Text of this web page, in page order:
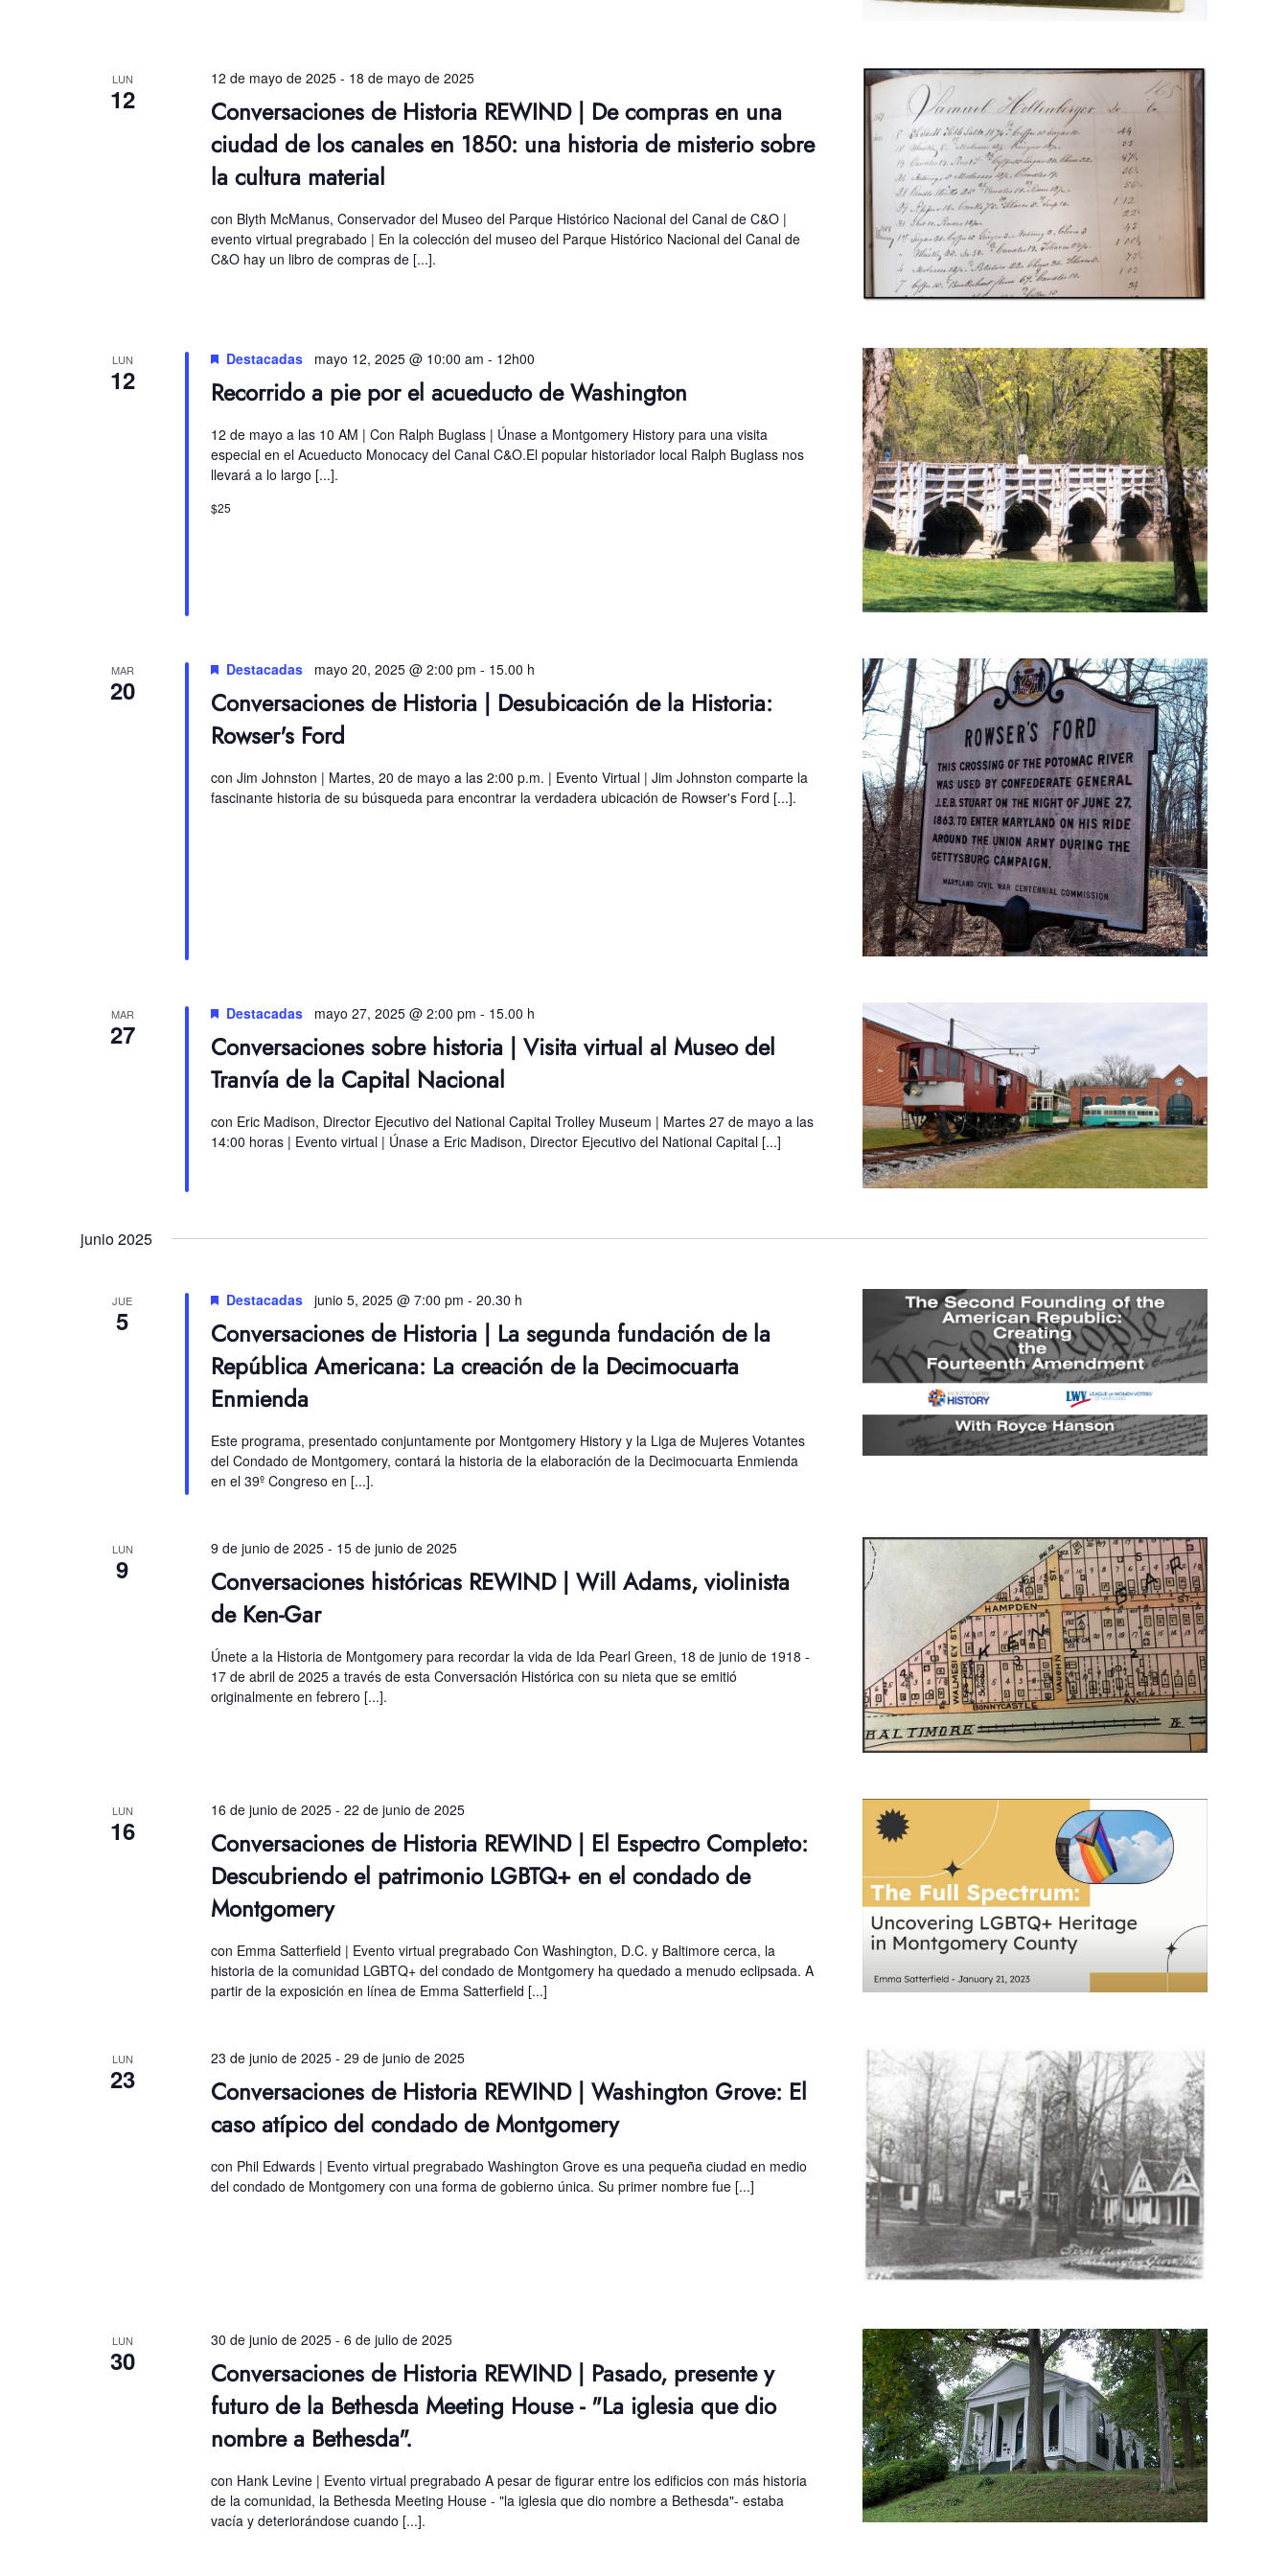
LUN
12
12 de mayo de 2025- 18 de mayo de 2025
Conversaciones de Historia REWIND | De compras en una
ciudad de los canales en 1850: una historia de misterio sobre
la cultura material
con Blyth McManus, Conservador del Museo del Parque Histórico Nacional del Canal de C&O |
evento virtual pregrabado | En la colección del museo del Parque Histórico Nacional del Canal de
C&O hay un libro de compras de [...].
LUN
12
Destacadas mayo 12, 2025 @ 10:00 am - 12h00
Recorrido a pie por el acueducto de Washington
12 de mayo a las 10 AM | Con Ralph Buglass | Únase a Montgomery History para una visita
especial en el Acueducto Monocacy del Canal C&O.El popular historiador local Ralph Buglass nos
llevará a lo largo [...].
$25
MAR
20
Destacadas mayo 20, 2025 @ 2:00 pm - 15.00 h
Conversaciones de Historia | Desubicación de la Historia:
Rowser's Ford
con Jim Johnston | Martes, 20 de mayo a las 2:00 p.m. | Evento Virtual | Jim Johnston comparte la
fascinante historia de su búsqueda para encontrar la verdadera ubicación de Rowser's Ford [...].
MAR
27
Destacadas mayo 27, 2025 @ 2:00 pm - 15.00 h
Conversaciones sobre historia | Visita virtual al Museo del
Tranvía de la Capital Nacional
con Eric Madison, Director Ejecutivo del National Capital Trolley Museum | Martes 27 de mayo a las
14:00 horas | Evento virtual | Únase a Eric Madison, Director Ejecutivo del National Capital [...]
junio 2025
JUE
5
Destacadas junio 5, 2025 @ 7:00 pm - 20.30 h
Conversaciones de Historia | La segunda fundación de la
República Americana: La creación de la Decimocuarta
Enmienda
Este programa, presentado conjuntamente por Montgomery History y la Liga de Mujeres Votantes
del Condado de Montgomery, contará la historia de la elaboración de la Decimocuarta Enmienda
en el 39º Congreso en [...].
LUN
9
9 de junio de 2025- 15 de junio de 2025
Conversaciones históricas REWIND | Will Adams, violinista
de Ken-Gar
Únete a la Historia de Montgomery para recordar la vida de Ida Pearl Green, 18 de junio de 1918 -
17 de abril de 2025 a través de esta Conversación Histórica con su nieta que se emitió
originalmente en febrero [...].
LUN
16
16 de junio de 2025- 22 de junio de 2025
Conversaciones de Historia REWIND | El Espectro Completo:
Descubriendo el patrimonio LGBTQ+ en el condado de
Montgomery
con Emma Satterfield | Evento virtual pregrabado Con Washington, D.C. y Baltimore cerca, la
historia de la comunidad LGBTQ+ del condado de Montgomery ha quedado a menudo eclipsada. A
partir de la exposición en línea de Emma Satterfield [...]
LUN
23
23 de junio de 2025- 29 de junio de 2025
Conversaciones de Historia REWIND | Washington Grove: El
caso atípico del condado de Montgomery
con Phil Edwards | Evento virtual pregrabado Washington Grove es una pequeña ciudad en medio
del condado de Montgomery con una forma de gobierno única. Su primer nombre fue [...]
LUN
30
30 de junio de 2025- 6 de julio de 2025
Conversaciones de Historia REWIND | Pasado, presente y
futuro de la Bethesda Meeting House - "La iglesia que dio
nombre a Bethesda".
con Hank Levine | Evento virtual pregrabado A pesar de figurar entre los edificios con más historia
de la comunidad, la Bethesda Meeting House - "la iglesia que dio nombre a Bethesda"- estaba
vacía y deteriorándose cuando [...].